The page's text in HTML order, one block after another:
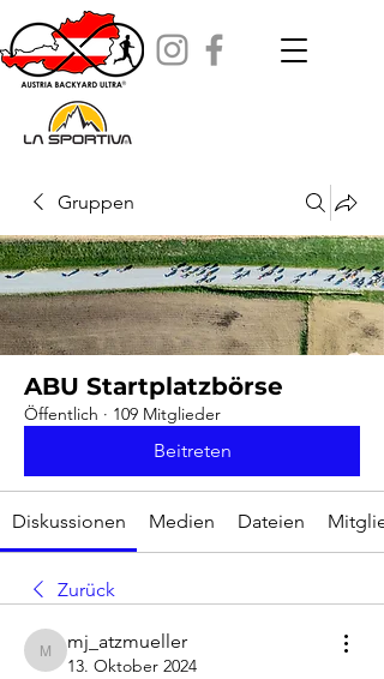
Gruppen
ABU Startplatzbörse
Öffentlich · 109 Mitglieder
Beitreten
Diskussionen Medien Dateien
Zurück
mj_atzmueller
mj_atzmueller
13. Oktober 2024